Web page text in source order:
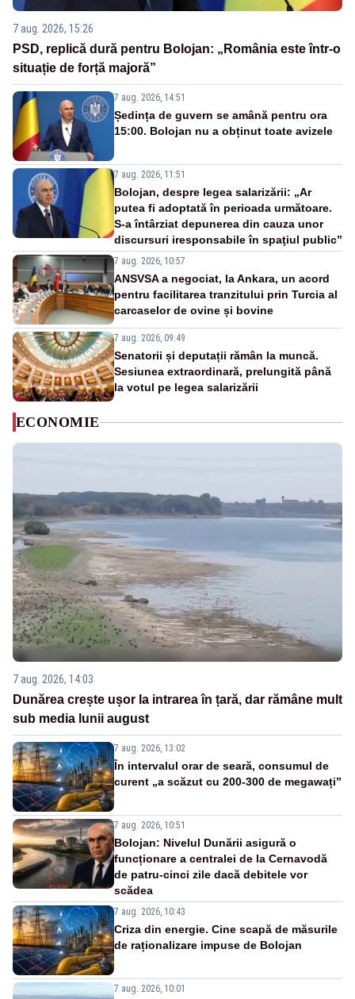
7 aug. 2026, 15:26
PSD, replică dură pentru Bolojan: „România este într-o
situație de forță majoră”
7 aug. 2026, 14:51
Ședința de guvern se amână pentru ora
15:00. Bolojan nu a obținut toate avizele
7 aug. 2026, 11:51
Bolojan, despre legea salarizării: „Ar
putea fi adoptată în perioada următoare.
S-a întârziat depunerea din cauza unor
discursuri iresponsabile în spaţiul public”
7 aug. 2026, 10:57
ANSVSA a negociat, la Ankara, un acord
pentru facilitarea tranzitului prin Turcia al
carcaselor de ovine și bovine
7 aug. 2026, 09:49
Senatorii și deputații rămân la muncă.
Sesiunea extraordinară, prelungită până
la votul pe legea salarizării
ECONOMIE
7 aug. 2026, 14:03
Dunărea crește ușor la intrarea în țară, dar rămâne mult
sub media lunii august
7 aug. 2026, 13:02
În intervalul orar de seară, consumul de
curent „a scăzut cu 200-300 de megawați”
7 aug. 2026, 10:51
Bolojan: Nivelul Dunării asigură o
funcționare a centralei de la Cernavodă
de patru-cinci zile dacă debitele vor
scădea
7 aug. 2026, 10:43
Criza din energie. Cine scapă de măsurile
de raționalizare impuse de Bolojan
7 aug. 2026, 10:01